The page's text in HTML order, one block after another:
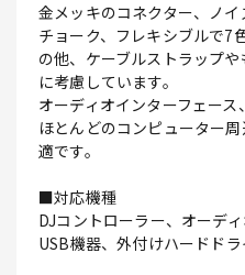
金メッキのコネクター、ノ
チョーク、フレキシブルで7
の他、ケーブルストラップ
に考慮しています。
オーディオインターフェー
ほとんどのコンピューター
適です。
■対応機種
DJコントローラー、オーデ
USB機器、外付けハードドラ